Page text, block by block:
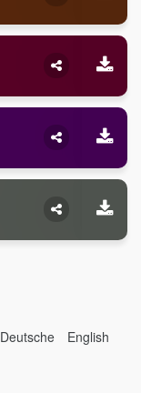
Deutsche
English